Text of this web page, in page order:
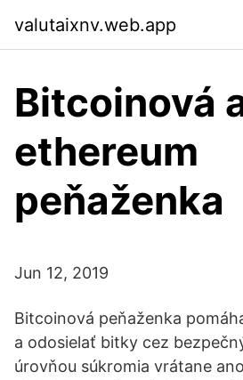
valutaixnv.web.app
Bitcoinová
ethereum
peňaženka
Jun 12, 2019
Bitcoinová peňaženka
a odosielať bitky cez
úrovňou súkromia vrátane